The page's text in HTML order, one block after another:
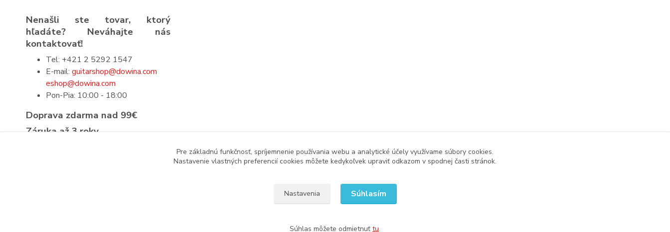
Nenašli ste tovar, ktorý
hľadáte? Neváhajte nás
kontaktovať!
Tel: +421 2 5292 1547
E-mail: guitarshop@dowina.com
eshop@dowina.com
Pon-Pia: 10:00 - 18:00
Doprava zdarma nad 99€
Záruka až 3 roky
Pre základnú funkčnosť, spríjemnenie používania webu a analytické účely využívame súbory cookies.
Nastavenie vlastných preferencií cookies môžete kedykoľvek upraviť odkazom v spodnej časti stránok.
Nastavenia Súhlasím
Súhlas môžete odmietnuť tu.